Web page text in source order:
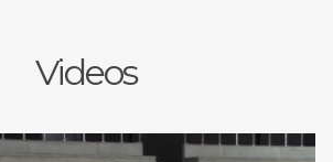
Videos